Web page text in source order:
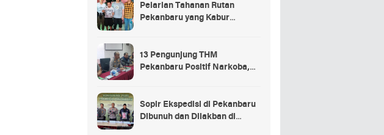
Pelarian Tahanan Rutan
Pekanbaru yang Kabur
13 Pengunjung THM
Pekanbaru Positif Narkoba,
Sopir Ekspedisi di Pekanbaru
Dibunuh dan Dilakban di